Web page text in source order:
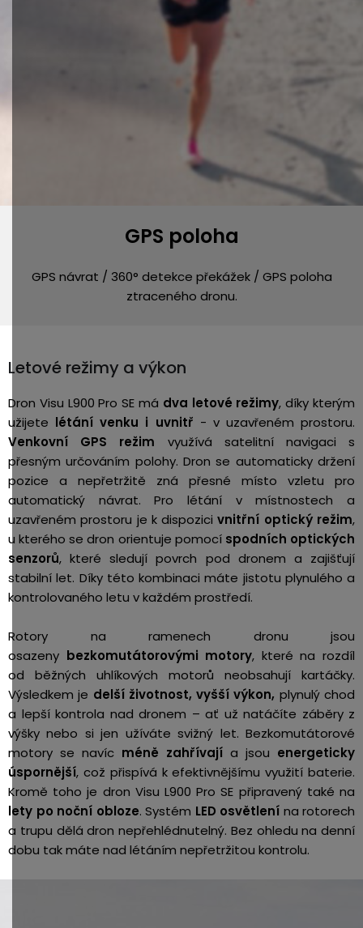
GPS poloha
GPS návrat / 360° detekce překážek / GPS poloha
ztraceného dronu.
Letové režimy a výkon
Dron Visu L900 Pro SE má dva letové režimy, díky kterým
užijete létání venku i uvnitř - v uzavřeném prostoru.
Venkovní GPS režim využívá satelitní navigaci s
přesným určováním polohy. Dron se automaticky držení
pozice a nepřetržitě zná přesné místo vzletu pro
automatický návrat. Pro létání v místnostech a
uzavřeném prostoru je k dispozicivnitřní optický režim,
u kterého se dron orientuje pomocí spodních optických
senzorů, které sledují povrch pod dronem a zajišťují
stabilní let. Díky této kombinaci máte jistotu plynulého a
kontrolovaného letu v každém prostředí.
Rotory na ramenech dronu jsou
osazeny bezkomutátorovými motory, které na rozdíl
od běžných uhlíkových motorů neobsahují kartáčky.
Výsledkem je delší životnost, vyšší výkon, plynulý chod
a lepší kontrola nad dronem – ať už natáčíte záběry z
výšky nebo si jen užíváte svižný let. Bezkomutátorové
motory se navíc méně zahřívají a jsou energeticky
úspornější, což přispívá k efektivnějšímu využití baterie.
Kromě toho je dron Visu L900 Pro SE připravený také na
lety po noční obloze. Systém LED osvětlení na rotorech
a trupu dělá dron nepřehlédnutelný. Bez ohledu na denní
dobu tak máte nad létáním nepřetržitou kontrolu.